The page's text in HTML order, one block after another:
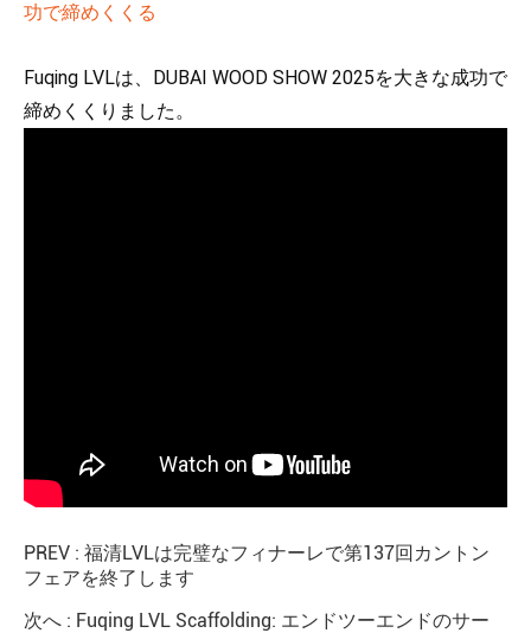
功で締めくくる
Fuqing LVLは、DUBAI WOOD SHOW 2025を大きな成功で
締めくくりました。
PREV : 福清LVLは完璧なフィナーレで第137回カントン
フェアを終了します
次へ : Fuqing LVL Scaffolding: エンドツーエンドのサー